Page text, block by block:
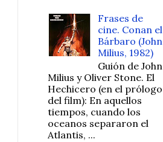
Frases de
cine. Conan el
Bárbaro (John
Milius, 1982)
Guión de John
Milius y Oliver Stone. El
Hechicero (en el prólogo
del film): En aquellos
tiempos, cuando los
oceanos separaron el
Atlantis, ...